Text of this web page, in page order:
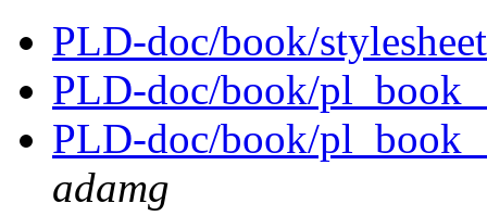
PLD-doc/book/
PLD-doc/book/
PLD-doc/book/
adamg